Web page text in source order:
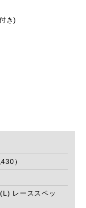
き)
）
レーススペッ